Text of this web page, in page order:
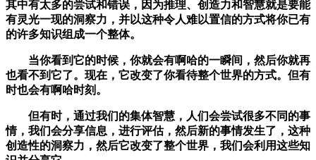
其中有太多的尝试和错误，因为推理、创造力和智慧就是要能
有灵光一现的洞察力，并以这种令人难以置信的方式将你已有
的许多知识组成一个整体。
当你看到它的时候，你就会有啊哈的一瞬间，然后你就再
也看不到它了。现在，它改变了你看待整个世界的方式。但有
时也会有啊哈时刻。
但有时，通过我们的集体智慧，人们会尝试很多不同的事
情，我们会分享信息，进行评估，然后新的事情发生了，这种
创造性的洞察力，然后它改变了整个世界，我们会利用这些知